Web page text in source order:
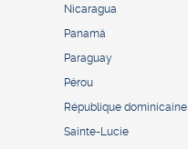
Nicaragua
Panamá
Paraguay
Pérou
République dominicaine
Sainte-Lucie